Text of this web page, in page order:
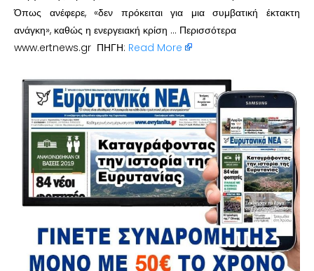
Όπως ανέφερε, «δεν πρόκειται για μια συμβατική έκτακτη
ανάγκη», καθώς η ενεργειακή κρίση … Περισσότερα
www.ertnews.gr ΠΗΓΗ: Read More